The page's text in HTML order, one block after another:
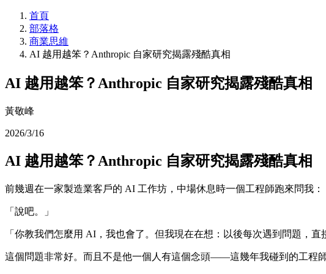
首頁
部落格
商業思維
AI 越用越笨？Anthropic 自家研究揭露殘酷真相
AI 越用越笨？Anthropic 自家研究揭露殘酷真相
黃敬峰
2026/3/16
AI 越用越笨？Anthropic 自家研究揭露殘酷真相
前幾週在一家製造業客戶的 AI 工作坊，中場休息時一個工程師跑來問我
「說吧。」
「你教我們怎麼用 AI，我也會了。但我現在在想：以後每次遇到問題，
這個問題非常好。而且不是他一個人有這個念頭——這幾年我碰到的工程